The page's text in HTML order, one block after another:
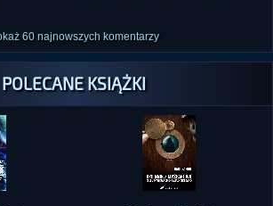
60 najnowszych komentarzy
POLECANE KSIĄŻKI